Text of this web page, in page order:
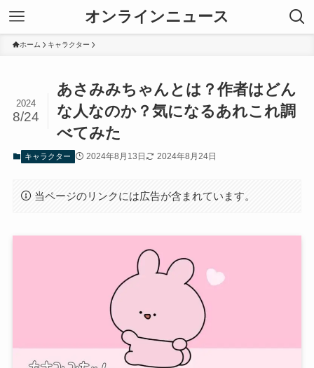
オンラインニュース
ホーム キャラクター
あさみみちゃんとは？作者はどん
な人なのか？気になるあれこれ調
べてみた
2024
8/24
キャラクター 2024年8月13日 2024年8月24日
当ページのリンクには広告が含まれています。